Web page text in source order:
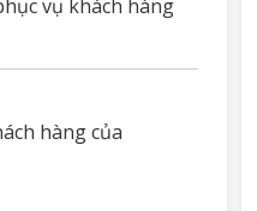
vụ khách hàng
hàng của